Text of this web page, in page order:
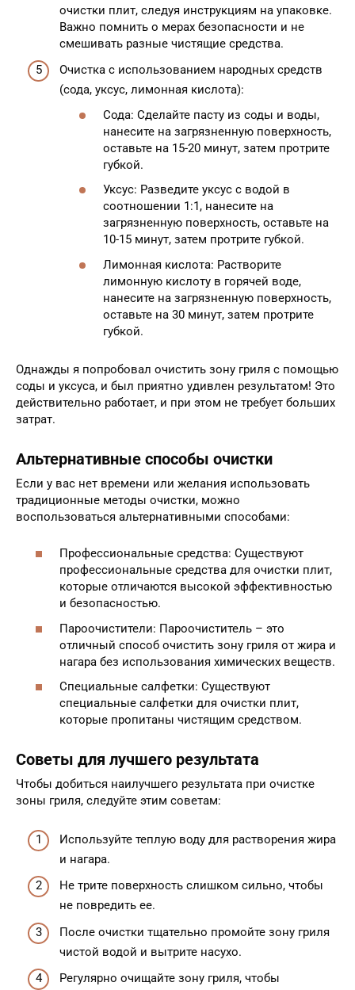
очистки плит, следуя инструкциям на упаковке.
Важно помнить о мерах безопасности и не
смешивать разные чистящие средства.
Очистка с использованием народных средств
(сода, уксус, лимонная кислота):
Сода: Сделайте пасту из соды и воды,
нанесите на загрязненную поверхность,
оставьте на 15-20 минут, затем протрите
губкой.
Уксус: Разведите уксус с водой в
соотношении 1:1, нанесите на
загрязненную поверхность, оставьте на
10-15 минут, затем протрите губкой.
Лимонная кислота: Растворите
лимонную кислоту в горячей воде,
нанесите на загрязненную поверхность,
оставьте на 30 минут, затем протрите
губкой.
Однажды я попробовал очистить зону гриля с помощью
соды и уксуса, и был приятно удивлен результатом! Это
действительно работает, и при этом не требует больших
затрат.
Альтернативные способы очистки
Если у вас нет времени или желания использовать
традиционные методы очистки, можно
воспользоваться альтернативными способами:
Профессиональные средства: Существуют
профессиональные средства для очистки плит,
которые отличаются высокой эффективностью
и безопасностью.
Пароочистители: Пароочиститель – это
отличный способ очистить зону гриля от жира и
нагара без использования химических веществ.
Специальные салфетки: Существуют
специальные салфетки для очистки плит,
которые пропитаны чистящим средством.
Советы для лучшего результата
Чтобы добиться наилучшего результата при очистке
зоны гриля, следуйте этим советам:
Используйте теплую воду для растворения жира
и нагара.
Не трите поверхность слишком сильно, чтобы
не повредить ее.
После очистки тщательно промойте зону гриля
чистой водой и вытрите насухо.
Регулярно очищайте зону гриля, чтобы